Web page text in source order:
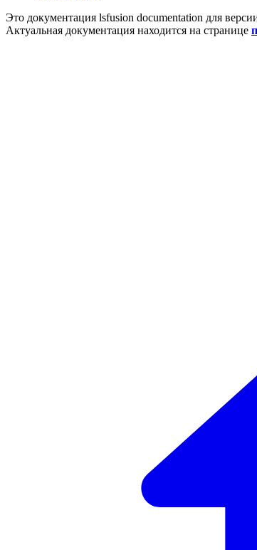
Это документация lsfusion documentation для
Актуальная документация находится на странице